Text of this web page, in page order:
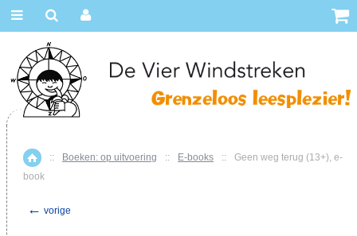
Home
:: Boeken: op uitvoering :: E-books ::
Geen weg terug (13+), e-
book
← vorige